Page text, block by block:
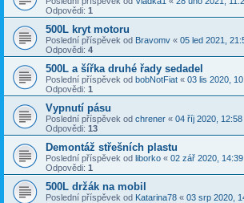
Odpovědi: 1
500L kryt motoru
Poslední příspěvek od Bravomv « 05 led 2021,
Odpovědi: 4
500L a šířka druhé řady sedadel
Poslední příspěvek od bobNotFiat « 03 lis 2020,
Odpovědi: 1
Vypnutí pásu
Poslední příspěvek od chrener « 04 říj 2020, 12:58
Odpovědi: 13
Demontáž střešních plastu
Poslední příspěvek od liborko « 02 zář 2020, 14:39
Odpovědi: 1
500L držák na mobil
Poslední příspěvek od Katarina78 « 03 srp 2020,